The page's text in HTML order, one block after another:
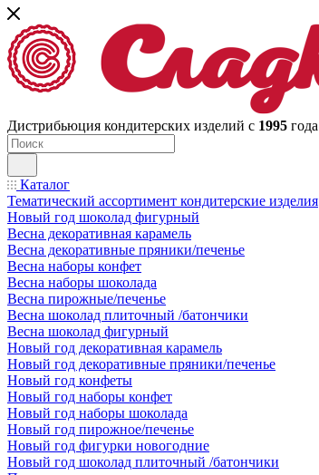
Дистрибьюция кондитерских изделий с 1995 года
Каталог
Тематический ассортимент кондитерские изделия
Новый год шоколад фигурный
Весна декоративная карамель
Весна декоративные пряники/печенье
Весна наборы конфет
Весна наборы шоколада
Весна пирожные/печенье
Весна шоколад плиточный /батончики
Весна шоколад фигурный
Новый год декоративная карамель
Новый год декоративные пряники/печенье
Новый год конфеты
Новый год наборы конфет
Новый год наборы шоколада
Новый год пирожное/печенье
Новый год фигурки новогодние
Новый год шоколад плиточный /батончики